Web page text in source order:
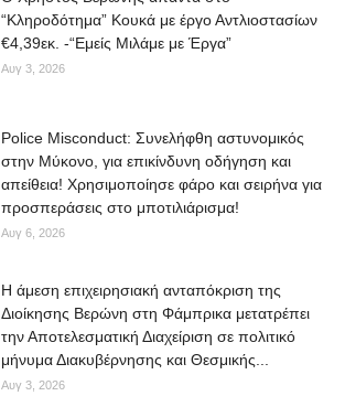
“Κληροδότημα” Κουκά με έργο Αντλιοστασίων
€4,39εκ. -“Εμείς Μιλάμε με Έργα”
Αυγ 3, 2026
Police Misconduct: Συνελήφθη αστυνομικός
στην Μύκονο, για επικίνδυνη οδήγηση και
απείθεια! Χρησιμοποίησε φάρο και σειρήνα για
προσπεράσεις στο μποτιλιάρισμα!
Αυγ 6, 2026
Η άμεση επιχειρησιακή ανταπόκριση της
Διοίκησης Βερώνη στη Φάμπρικα μετατρέπει
την Αποτελεσματική Διαχείριση σε πολιτικό
μήνυμα Διακυβέρνησης και Θεσμικής...
Αυγ 3, 2026